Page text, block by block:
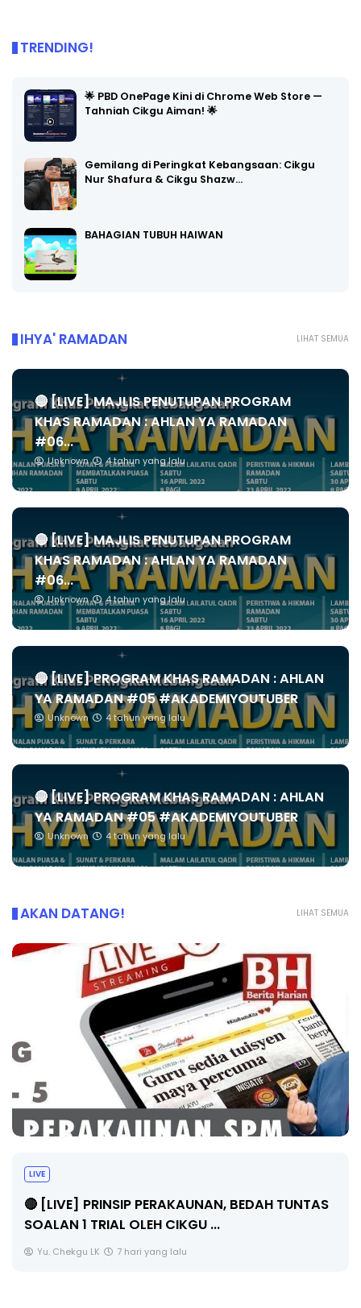
TRENDING!
🌟 PBD OnePage Kini di Chrome Web Store —
Tahniah Cikgu Aiman! 🌟
Gemilang di Peringkat Kebangsaan: Cikgu
Nur Shafura & Cikgu Shazw…
BAHAGIAN TUBUH HAIWAN
LIHAT SEMUA
IHYA' RAMADAN
🔴 [LIVE] MAJLIS PENUTUPAN PROGRAM
KHAS RAMADAN : AHLAN YA RAMADAN
#06...
Unknown 4 tahun yang lalu
🔴 [LIVE] MAJLIS PENUTUPAN PROGRAM
KHAS RAMADAN : AHLAN YA RAMADAN
#06...
Unknown 4 tahun yang lalu
🔴 [LIVE] PROGRAM KHAS RAMADAN : AHLAN
YA RAMADAN #05 #AKADEMIYOUTUBER
Unknown 4 tahun yang lalu
🔴 [LIVE] PROGRAM KHAS RAMADAN : AHLAN
YA RAMADAN #05 #AKADEMIYOUTUBER
Unknown 4 tahun yang lalu
LIHAT SEMUA
AKAN DATANG!
BICARA PROFESIONAL 8 : TIMBALAN KETUA
PENGARAH PENDIDIKAN MALAYSIA
Unknown 9 hari yang lalu